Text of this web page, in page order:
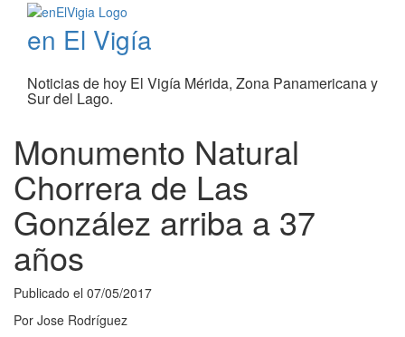
en El Vigía
Noticias de hoy El Vigía Mérida, Zona Panamericana y
Sur del Lago.
Monumento Natural
Chorrera de Las
González arriba a 37
años
Publicado el 07/05/2017
Por Jose Rodríguez